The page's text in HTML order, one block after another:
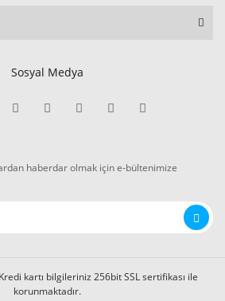
Sosyal Medya
haberdar olmak için e-bültenimize
kartı bilgileriniz 256bit SSL sertifikası ile
korunmaktadır.